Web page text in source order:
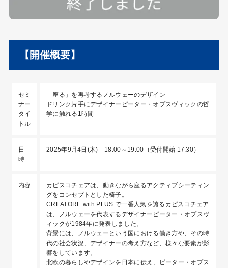
【開催概要】
セミ
ナー
タイ
トル
「座る」を再考するノルウェーのデザイン
ドリンク片手にデザイナーピーター・オプスヴィックの哲
学に触れる1時間
日
時
2025年9月4日(木) 18:00～19:00（受付開始 17:30）
内容
カピスコチェアは、動きながら座るアクティブシーティン
グをコンセプトとした椅子。
CREATORE with PLUS で一番人気を誇るカピスコチェア
は、ノルウェーを代表するデザイナーピーター・オプスヴ
ィックが1984年に発表しました。
背景には、ノルウェーという国における働き方や、その時
代の社会状況、デザイナーの考え方など、様々な要素が影
響をしています。
北欧の暮らしやデザインを日本に伝え、ピーター・オプス